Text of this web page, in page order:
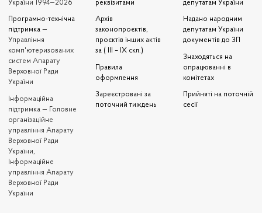
України 1994—2026
Програмно-технічна
підтримка —
Управління
комп'ютеризованих
систем Апарату
Верховної Ради
України
Iнформаційна
підтримка — Головне
організаційне
управління Апарату
Верховної Ради
України,
Інформаційне
управління Апарату
Верховної Ради
України
реквізитами
Архів
законопроєктів,
проєктів інших актів
за ( III – IX скл.)
Правила
оформлення
Зареєстровані за
поточний тиждень
депутатам України
Надано народним
депутатам України
документів до ЗП
Знаходяться на
опрацюванні в
комітетах
Прийняті на поточній
сесії